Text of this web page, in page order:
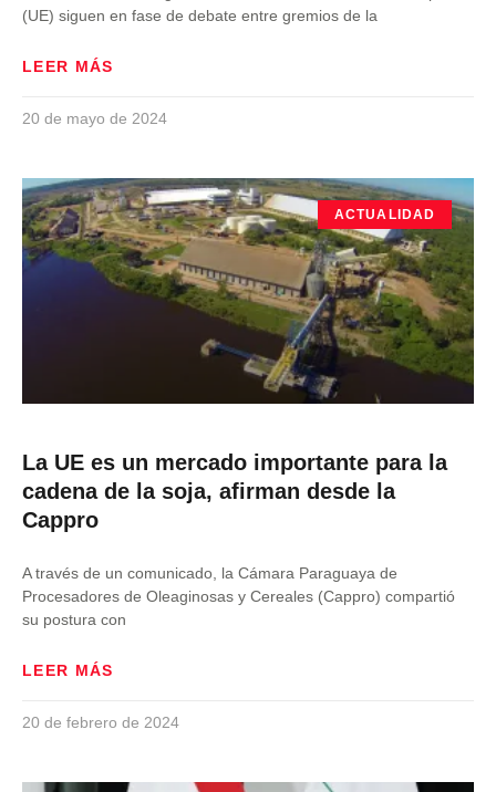
(UE) siguen en fase de debate entre gremios de la
LEER MÁS
20 de mayo de 2024
ACTUALIDAD
La UE es un mercado importante para la
cadena de la soja, afirman desde la
Cappro
A través de un comunicado, la Cámara Paraguaya de
Procesadores de Oleaginosas y Cereales (Cappro) compartió
su postura con
LEER MÁS
20 de febrero de 2024